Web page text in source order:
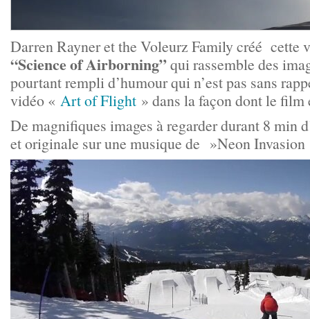
Darren Rayner et the Voleurz Family créé cette
“Science of Airborning”qui rassemble des
pourtant rempli d’humour qui n’est pas sans
vidéo « Art of Flight » dans la façon dont le film
De magnifiques images à regarder durant 8 min
et originale sur une musique de »Neon